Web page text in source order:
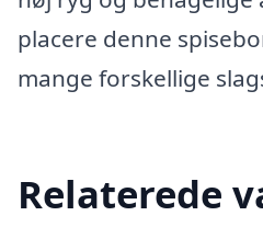
placere denne
mange forskellige
Relaterede